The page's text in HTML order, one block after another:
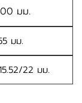
มม.
มม.
22 มม.